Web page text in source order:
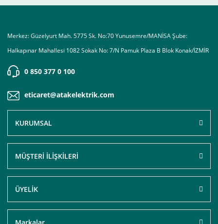
Merkez: Güzelyurt Mah. 5775 Sk. No:70 Yunusemre/MANİSA Şube:
Halkapınar Mahallesi 1082 Sokak No: 7/N Pamuk Plaza B Blok Konak/İZMİR
0 850 377 0 100
eticaret@atakelektrik.com
KURUMSAL
MÜŞTERİ İLİŞKİLERİ
ÜYELİK
Markalar